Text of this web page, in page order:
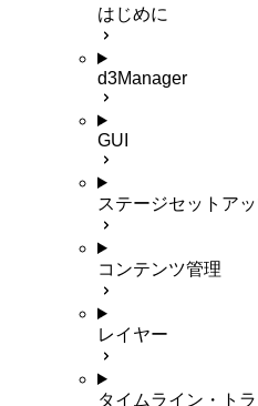
はじめに
d3Manager
GUI
ステージセットア
コンテンツ管理
レイヤー
タイムライン・ト